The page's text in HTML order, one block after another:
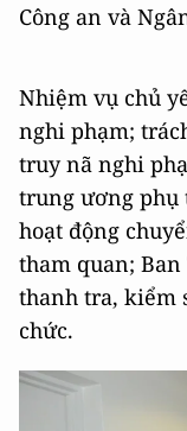
Công an và
Nhiệm vụ chủ
nghi phạm;
truy nã nghi
trung ương phụ
hoạt động
tham quan;
thanh tra, kiểm
chức.